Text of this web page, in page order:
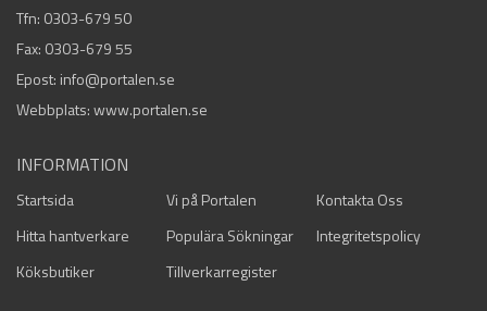
Tfn: 0303-679 50
Fax: 0303-679 55
Epost: info@portalen.se
Webbplats: www.portalen.se
INFORMATION
Startsida Vi på Portalen
Kontakta Oss
Hitta hantverkare
Populära Sökningar
Integritetspolicy
Köksbutiker
Tillverkarregister